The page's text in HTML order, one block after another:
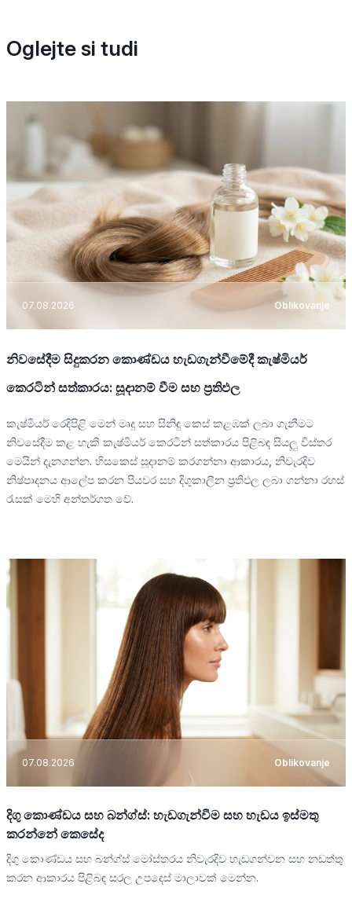
Oglejte si tudi
07.08.2026 Oblikovanje
නිවසේදීම සිදුකරන කොණ්ඩය හැඩගැන්වීමේදී කැෂ්මියර්
කෙරටින් සත්කාරය: සූදානම් වීම සහ ප්‍රතිඵල
කැෂ්මියර් රෙදිපිළි මෙන් මෘදු සහ සිනිඳු කෙස් කළඹක් ලබා ගැනීමට
නිවසේදීම කළ හැකි කැෂ්මියර් කෙරටින් සත්කාරය පිළිබඳ සියලු විස්තර
මෙයින් දැනගන්න. හිසකෙස් සූදානම් කරගන්නා ආකාරය, නිවැරදිව
නිෂ්පාදනය ආලේප කරන පියවර සහ දිගුකාලීන ප්‍රතිඵල ලබා ගන්නා රහස්
රැසක් මෙහි අන්තර්ගත වේ.
07.08.2026 Oblikovanje
දිගු කොණ්ඩය සහ බන්ග්ස්: හැඩගැන්වීම සහ හැඩය ඉස්මතු
කරන්නේ කෙසේද
දිගු කොණ්ඩය සහ බන්ග්ස් මෝස්තරය නිවැරදිව හැඩගන්වන සහ නඩත්තු
කරන ආකාරය පිළිබඳ සරල උපදෙස් මාලාවක් මෙන්න.